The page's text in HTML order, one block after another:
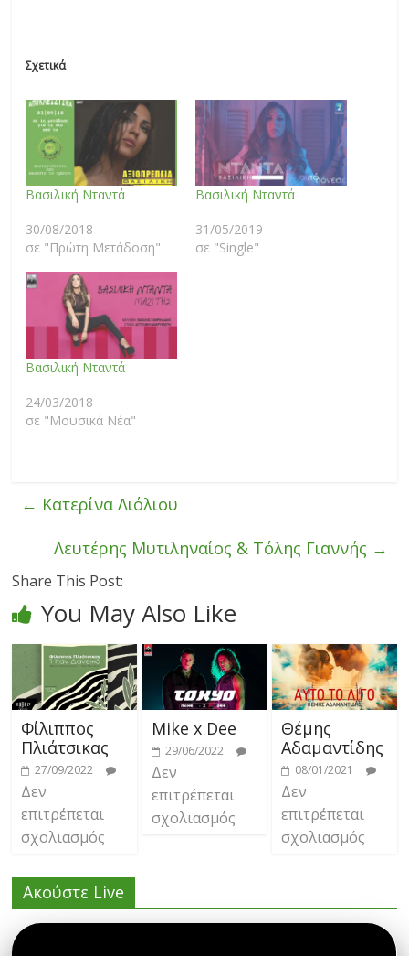
Σχετικά
Βασιλική Νταντά
30/08/2018
σε "Πρώτη Μετάδοση"
Βασιλική Νταντά
31/05/2019
σε "Single"
Βασιλική Νταντά
24/03/2018
σε "Μουσικά Νέα"
← Κατερίνα Λιόλιου
Λευτέρης Μυτιληναίος & Τόλης Γιαννής →
Share This Post:
You May Also Like
Φίλιππος
Πλιάτσικας
27/09/2022
Δεν
επιτρέπεται
σχολιασμός
Mike x Dee
29/06/2022
Δεν
επιτρέπεται
σχολιασμός
Θέμης
Αδαμαντίδης
08/01/2021
Δεν
επιτρέπεται
σχολιασμός
Ακούστε Live